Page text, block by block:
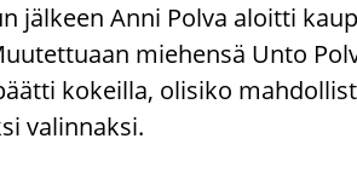
jäl­keen Anni Polva aloit­ti
mie­hen­sä Unto
ko­keil­la, oli­si­ko
va­lin­nak­si.